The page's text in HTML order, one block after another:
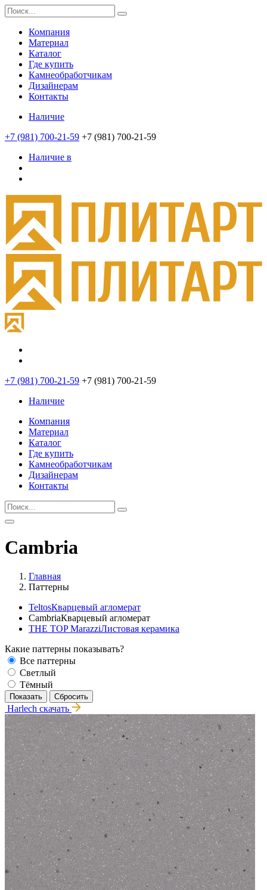
Компания
Материал
Каталог
Где купить
Камнеобработчикам
Дизайнерам
Контакты
Наличие
+7 (981) 700-21-59 +7 (981) 700-21-59
Наличие в
+7 (981) 700-21-59 +7 (981) 700-21-59
Наличие
Компания
Материал
Каталог
Где купить
Камнеобработчикам
Дизайнерам
Контакты
Cambria
Главная
Паттерны
TeltosКварцевый агломерат
CambriaКварцевый агломерат
THE TOP MarazziЛистовая керамика
Какие паттерны показывать?
Все паттерны
Светлый
Тёмный
Harlech скачать